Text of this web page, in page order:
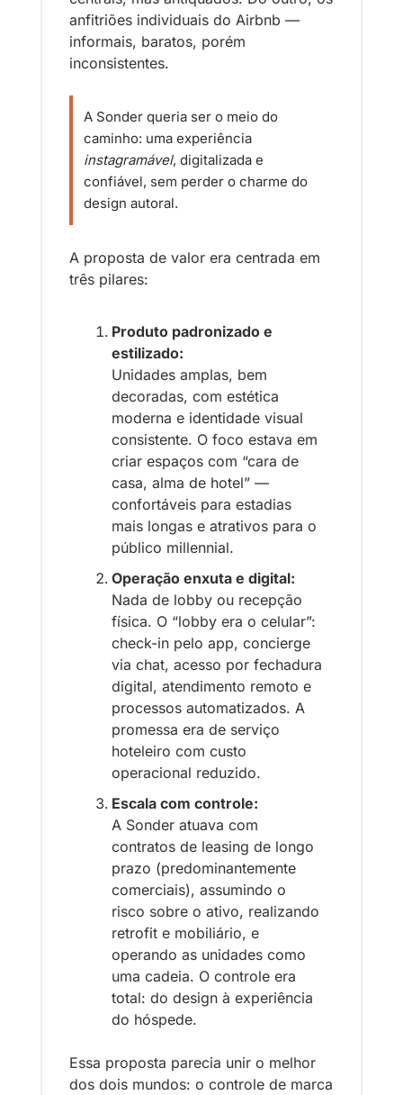
anfitriões individuais do Airbnb —
informais, baratos, porém
inconsistentes.
A Sonder queria ser o meio do
instagramável, digitalizada e
confiável, sem perder o charme do
design autoral.
A proposta de valor era centrada em
três pilares:
Produto padronizado e
estilizado:
Unidades amplas, bem
decoradas, com estética
moderna e identidade visual
consistente. O foco estava em
criar espaços com “cara de
casa, alma de hotel” —
confortáveis para estadias
mais longas e atrativos para o
público millennial.
Operação enxuta e digital:
Nada de lobby ou recepção
física. O “lobby era o celular”:
check-in pelo app, concierge
via chat, acesso por fechadura
digital, atendimento remoto e
processos automatizados. A
promessa era de serviço
hoteleiro com custo
operacional reduzido.
Escala com controle:
A Sonder atuava com
contratos de leasing de longo
prazo (predominantemente
comerciais), assumindo o
risco sobre o ativo, realizando
retrofit e mobiliário, e
operando as unidades como
uma cadeia. O controle era
total: do design à experiência
do hóspede.
Essa proposta parecia unir o melhor
dos dois mundos: o controle de marca